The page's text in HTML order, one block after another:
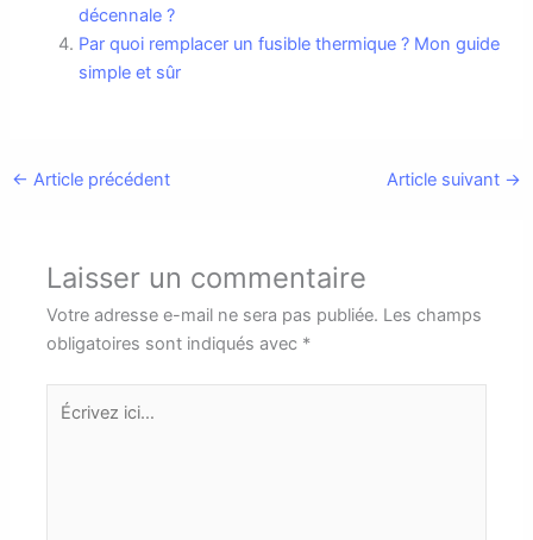
décennale ?
Par quoi remplacer un fusible thermique ? Mon guide
simple et sûr
← Article précédent Article suivant →
Laisser un commentaire
Votre adresse e-mail ne sera pas publiée. Les champs
obligatoires sont indiqués avec *
ici…